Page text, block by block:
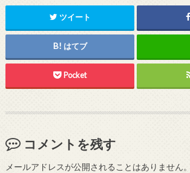
ツイート
はてブ
Pocket
コメントを残す
メールアドレスが公開されることはありません。